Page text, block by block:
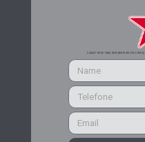
CADASTRE-SE PARA RECEBER MAIS